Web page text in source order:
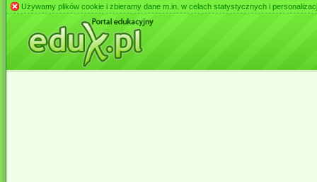
Używamy plików cookie i zbieramy dane m.in. w celach statystycznych i